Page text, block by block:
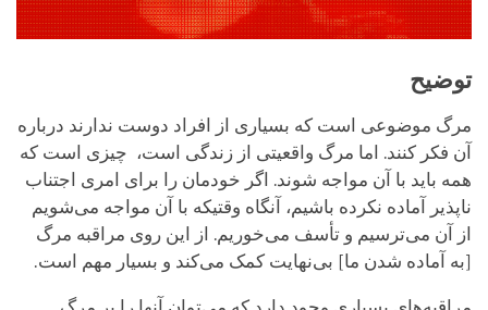
توضیح
مرگ موضوعی است که بسیاری از افراد دوست ندارند درباره
آن فکر کنند. اما مرگ واقعیتی از زندگی است، چیزی است که
همه باید با آن مواجه شوند. اگر خودمان را برای امری اجتناب
ناپذیر آماده نکرده باشیم، آنگاه وقتیکه با آن مواجه می‌شویم
از آن می‌ترسیم و تأسف می‌خوریم. از این روی مراقبه مرگ
[به آماده شدن ما] بی‌نهایت کمک می‌کند و بسیار مهم است.